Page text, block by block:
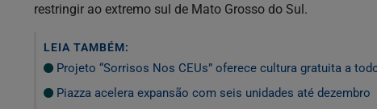
restringir ao extremo sul de Mato Grosso do Sul.
LEIA TAMBÉM:
Projeto “Sorrisos Nos CEUs” oferece cultura gratuita a
Piazza acelera expansão com seis unidades até dezembro